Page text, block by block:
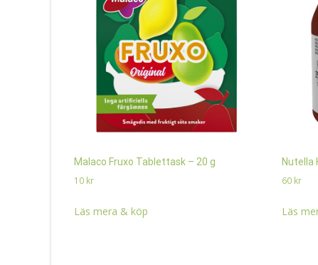
Malaco Fruxo Tablettask – 20 g
10 kr
Läs mera & köp
Nutella
60 kr
Läs